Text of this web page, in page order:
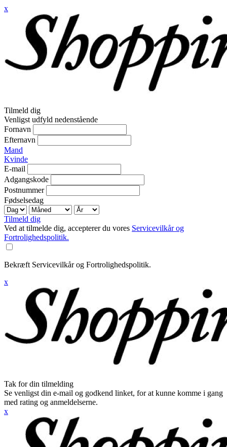
x
Tilmeld dig
Venligst udfyld nedenstående
Fornavn
Efternavn
Mand
Kvinde
E-mail
Adgangskode
Postnummer
Fødselsedag
Tilmeld dig
Ved at tilmelde dig, accepterer du vores Servicevilkår og
Fortrolighedspolitik.
Bekræft Servicevilkår og Fortrolighedspolitik.
x
Tak for din tilmelding
Se venligst din e-mail og godkend linket, for at kunne komme i gang
med rating og anmeldelserne.
x